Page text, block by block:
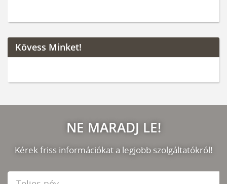
Kövess Minket!
NE MARADJ LE!
Kérek friss információkat a legjobb szolgáltatókról!